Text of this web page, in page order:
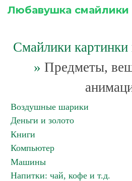
Любавушка смайлики
Смайлики
» Предметы,
Воздушные шарики
Деньги и золото
Книги
Компьютер
Машины
Напитки: чай, кофе и т.д.